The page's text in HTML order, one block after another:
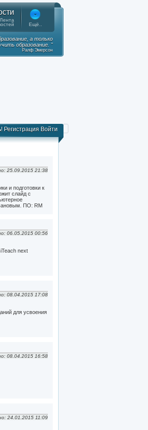
Лента
Ещё..
а только
образование. "
Ралф Эмерсон
! Регистрация Войти
25.09.2015 21:38
и подготовки к
слайд с
ПО: RM
06.05.2015 00:56
next
08.04.2015 17:08
для усвоения
08.04.2015 16:58
24.01.2015 11:09